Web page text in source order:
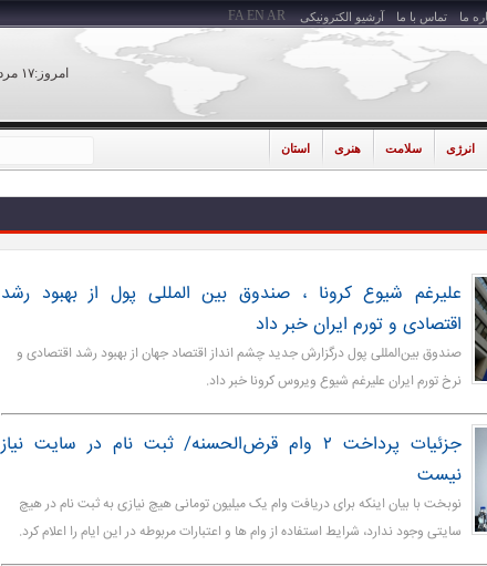
ما تماس با ما آرشیو الکترونیکی
امروز:۱۷ مرداد ۰۵
FA EN AR
انرژی سلامت هنری استان
علیرغم شیوع کرونا ، صندوق بین المللی پول از بهبود رشد
اقتصادی و تورم ایران خبر داد
صندوق بین‌المللی پول درگزارش جدید چشم انداز اقتصاد جهان از بهبود رشد اقتصادی و
نرخ تورم ایران علیرغم شیوع ویروس کرونا خبر داد.
جزئیات پرداخت ۲ وام قرض‌الحسنه/ ثبت نام در سایت نیاز
نیست
نوبخت با بیان اینکه برای دریافت وام یک میلیون تومانی هیچ نیازی به ثبت نام در هیچ
سایتی وجود ندارد، شرایط استفاده از وام ها و اعتبارات مربوطه در این ایام را اعلام کرد.